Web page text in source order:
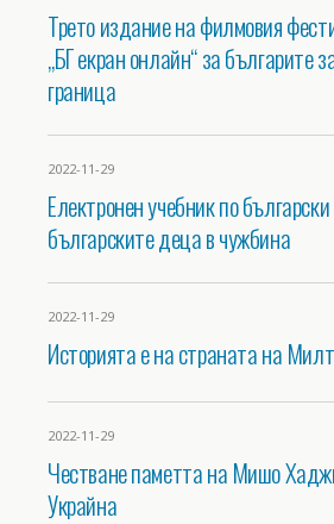
Трето издание на филмовия
„БГ екран онлайн“ за българите
граница
2022-11-29
Електронен учебник по
българските деца в чужбина
2022-11-29
Историята е на страната на
2022-11-29
Честване паметта на Мишо
Украйна